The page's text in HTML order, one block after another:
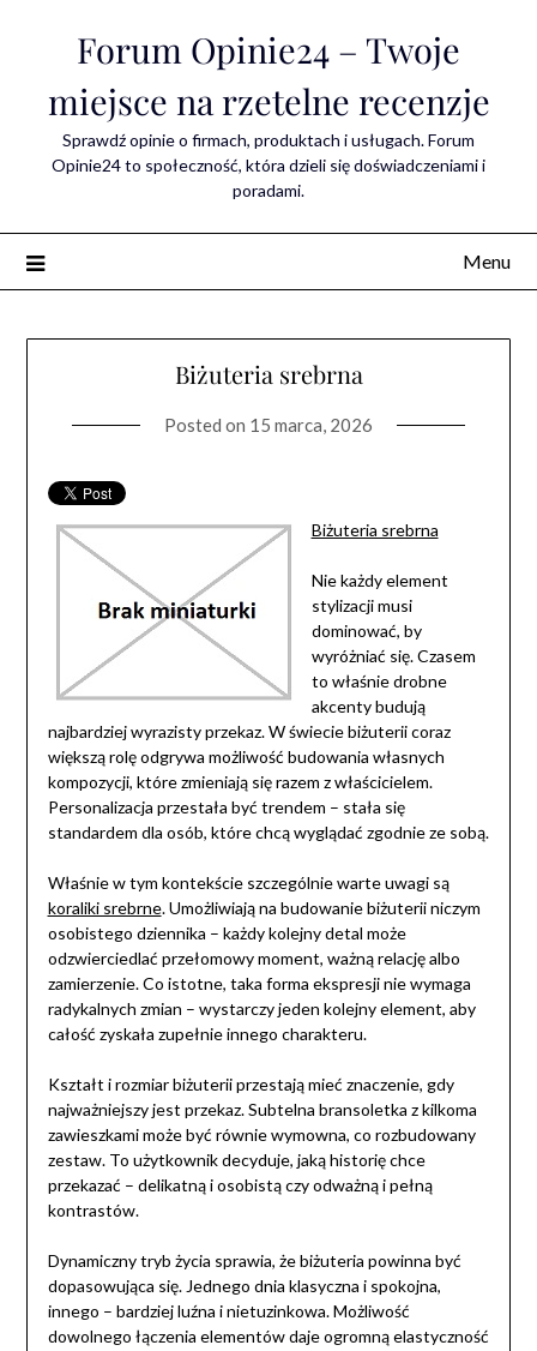
Forum Opinie24 – Twoje
miejsce na rzetelne recenzje
Sprawdź opinie o firmach, produktach i usługach. Forum
Opinie24 to społeczność, która dzieli się doświadczeniami i
poradami.
Menu
Biżuteria srebrna
Posted on 15 marca, 2026
Biżuteria srebrna
Nie każdy element
stylizacji musi
dominować, by
wyróżniać się. Czasem
to właśnie drobne
akcenty budują
najbardziej wyrazisty przekaz. W świecie biżuterii coraz
większą rolę odgrywa możliwość budowania własnych
kompozycji, które zmieniają się razem z właścicielem.
Personalizacja przestała być trendem – stała się
standardem dla osób, które chcą wyglądać zgodnie ze sobą.
Właśnie w tym kontekście szczególnie warte uwagi są
koraliki srebrne. Umożliwiają na budowanie biżuterii niczym
osobistego dziennika – każdy kolejny detal może
odzwierciedlać przełomowy moment, ważną relację albo
zamierzenie. Co istotne, taka forma ekspresji nie wymaga
radykalnych zmian – wystarczy jeden kolejny element, aby
całość zyskała zupełnie innego charakteru.
Kształt i rozmiar biżuterii przestają mieć znaczenie, gdy
najważniejszy jest przekaz. Subtelna bransoletka z kilkoma
zawieszkami może być równie wymowna, co rozbudowany
zestaw. To użytkownik decyduje, jaką historię chce
przekazać – delikatną i osobistą czy odważną i pełną
kontrastów.
Dynamiczny tryb życia sprawia, że biżuteria powinna być
dopasowująca się. Jednego dnia klasyczna i spokojna,
innego – bardziej luźna i nietuzinkowa. Możliwość
dowolnego łączenia elementów daje ogromną elastyczność